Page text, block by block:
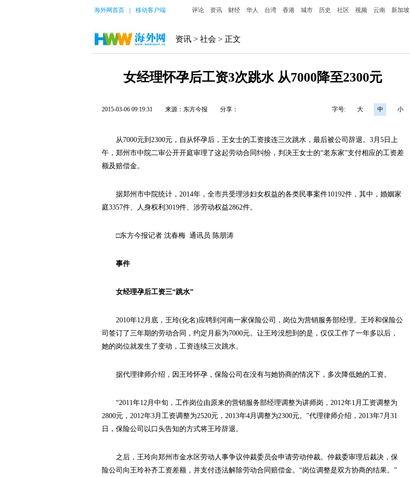
海外网首页 移动客户端 评论 资讯 财经 华人 台湾 香港 城市 历史 社区 视频 云南 新加坡
资讯 > 社会 > 正文
女经理怀孕后工资3次跳水 从7000降至2300元
2015-03-06 09:19:31 来源：东方今报 分享： 字号: 大 中 小
从7000元到2300元，自从怀孕后，王女士的工资接连三次跳水，最后被公司辞退。3月5日上
午，郑州市中院二审公开开庭审理了这起劳动合同纠纷，判决王女士的“老东家”支付相应的工资差
额及赔偿金。
据郑州市中院统计，2014年，全市共受理涉妇女权益的各类民事案件10192件，其中，婚姻家
庭3357件、人身权利3019件、涉劳动权益2862件。
□东方今报记者 沈春梅 通讯员 陈朋涛
事件
女经理孕后工资三“跳水”
2010年12月底，王玲(化名)应聘到河南一家保险公司，岗位为营销服务部经理。王玲和保险公
司签订了三年期的劳动合同，约定月薪为7000元。让王玲没想到的是，仅仅工作了一年多以后，
她的岗位就发生了变动，工资连续三次跳水。
据代理律师介绍，因王玲怀孕，保险公司在没有与她协商的情况下，多次降低她的工资。
“2011年12月中旬，工作岗位由原来的营销服务部经理调整为讲师岗，2012年1月工资调整为
2800元，2012年3月工资调整为2520元，2013年4月调整为2300元。”代理律师介绍，2013年7月31
日，保险公司以口头告知的方式将王玲辞退。
之后，王玲向郑州市金水区劳动人事争议仲裁委员会申请劳动仲裁。仲裁委审理后裁决，保
险公司向王玲补齐工资差额，并支付违法解除劳动合同赔偿金。“岗位调整是双方协商的结果。”